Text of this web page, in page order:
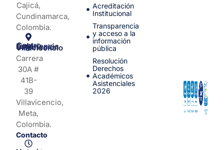
Cajicá,
Cundinamarca,
Colombia.
Centro de Experiencia y Orientación Villavicencio
Carrera
30A #
41B-
39
Villavicencio,
Meta,
Colombia.
Contacto
Acreditación
Institucional
Transparencia
y acceso a la
información
pública
Resolución
Derechos
Académicos
Asistenciales
2026